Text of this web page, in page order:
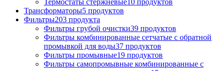
Трансформаторы5 продуктов
Фильтры203 продукта
Фильтры грубой очистки39 продуктов
Фильтры комбинированные сетчатые с обратной
промывкой для воды37 продуктов
Фильтры промывные19 продуктов
Фильтры самопромывные комбинированные с